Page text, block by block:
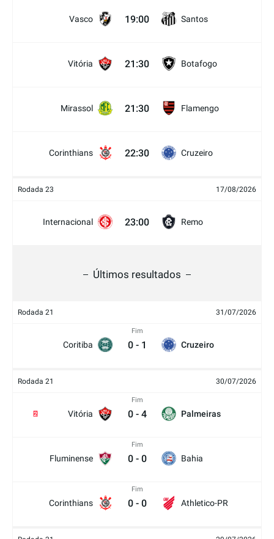
Vasco 19:00 Santos
Vitória 21:30 Botafogo
Mirassol 21:30 Flamengo
Corinthians 22:30 Cruzeiro
Rodada 23 17/08/2026
Internacional 23:00 Remo
Últimos resultados
Rodada 21 31/07/2026
Coritiba
Fim
0 - 1 Cruzeiro
Rodada 21 30/07/2026
Vitória
2
Fim
0 - 4 Palmeiras
Fluminense
Fim
0 - 0 Bahia
Corinthians
Fim
0 - 0 Athletico-PR